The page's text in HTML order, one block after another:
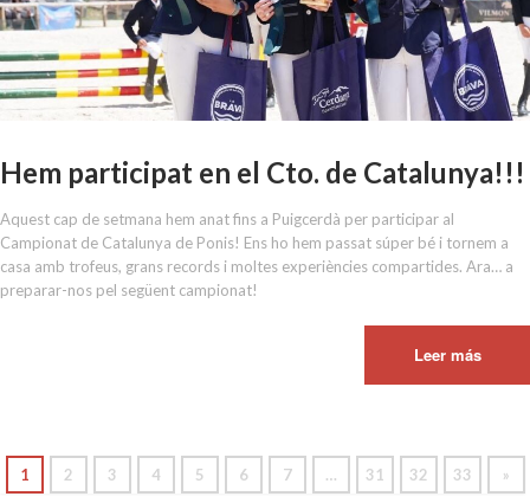
Hem participat en el Cto. de Catalunya!!!
Aquest cap de setmana hem anat fins a Puigcerdà per participar al
Campionat de Catalunya de Ponis! Ens ho hem passat súper bé i tornem a
casa amb trofeus, grans records i moltes experiències compartides. Ara… a
preparar-nos pel següent campionat!
Leer más
1 2 3 4 5 6 7 … 31 32 33 »